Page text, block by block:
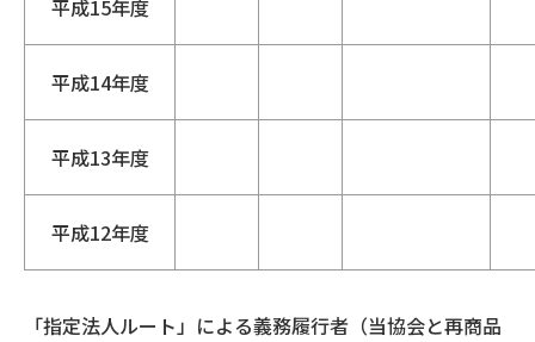
平成15年度
平成14年度
平成13年度
平成12年度
「指定法人ルート」による義務履行者（当協会と再商品